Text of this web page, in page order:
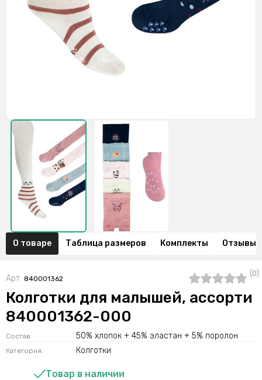
О товаре Таблица размеров Комплекты Отзывы
Арт. 840001362
(0)
Колготки для малышей, ассорти
840001362-000
Состав 50% хлопок + 45% эластан + 5% поролон
Категория: Колготки
Товар в наличии